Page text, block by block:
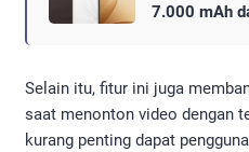
7.000 mAh
Selain itu, fitur ini juga
saat menonton video dengan
kurang penting dapat